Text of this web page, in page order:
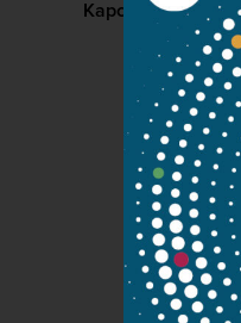
Kapcsolat